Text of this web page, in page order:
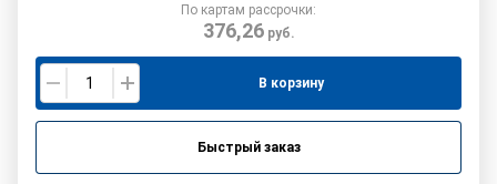
По картам рассрочки:
376,26руб.
В корзину
Быстрый заказ